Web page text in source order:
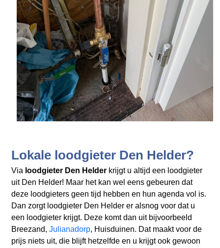
Lokale loodgieter Den Helder?
Via loodgieter Den Helderkrijgt u altijd een loodgieter
uit Den Helder! Maar het kan wel eens gebeuren dat
deze loodgieters geen tijd hebben en hun agenda vol is.
Dan zorgt loodgieter Den Helder er alsnog voor dat u
een loodgieter krijgt. Deze komt dan uit bijvoorbeeld
Breezand, Julianadorp, Huisduinen. Dat maakt voor de
prijs niets uit, die blijft hetzelfde en u krijgt ook gewoon